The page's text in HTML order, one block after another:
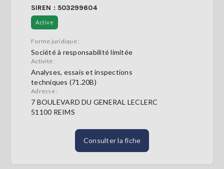
SIREN : 503299604
Active
Forme juridique :
Société à responsabilité limitée
Activité :
Analyses, essais et inspections
techniques (71.20B)
Adresse :
7 BOULEVARD DU GENERAL LECLERC
51100 REIMS
Consulter la fiche